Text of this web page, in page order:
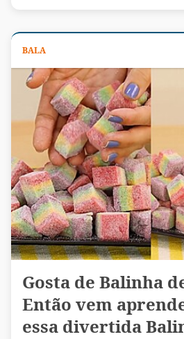
BALA
Gosta de Balinha
Então vem
essa divertida